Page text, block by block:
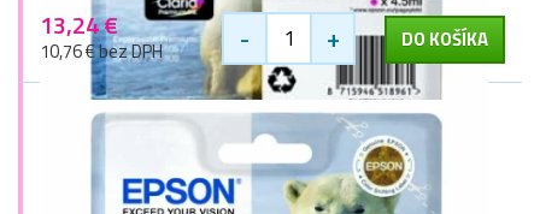
13,24 €
10,76 € bez DPH - + DO KOŠÍKA